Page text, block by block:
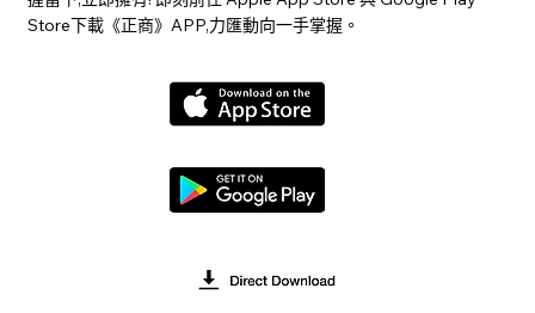
Store下載《正商》APP,力匯動向一手掌握。